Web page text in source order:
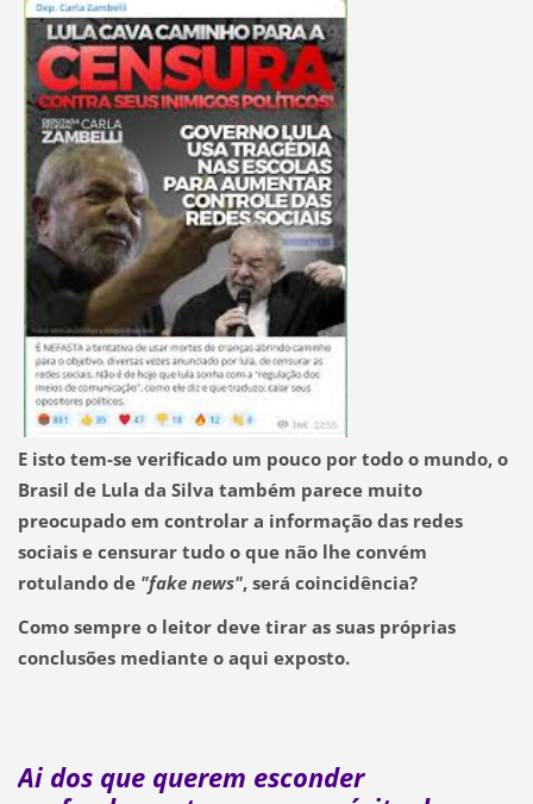
E isto tem-se verificado um pouco por todo o mundo, o
Brasil de Lula da Silva também parece muito
preocupado em controlar a informação das redes
sociais e censurar tudo o que não lhe convém
rotulando de "fake news", será coincidência?
Como sempre o leitor deve tirar as suas próprias
conclusões mediante o aqui exposto.
Ai dos que querem esconder